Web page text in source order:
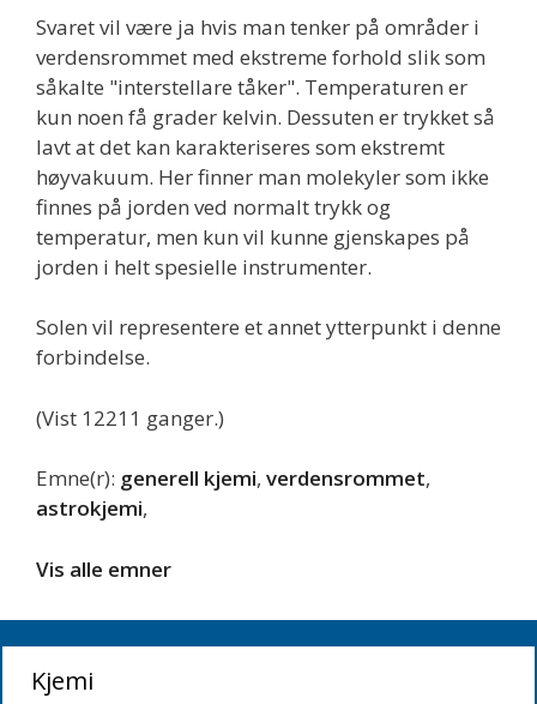
Svaret vil være ja hvis man tenker på områder i
verdensrommet med ekstreme forhold slik som
såkalte "interstellare tåker". Temperaturen er
kun noen få grader kelvin. Dessuten er trykket så
lavt at det kan karakteriseres som ekstremt
høyvakuum. Her finner man molekyler som ikke
finnes på jorden ved normalt trykk og
temperatur, men kun vil kunne gjenskapes på
jorden i helt spesielle instrumenter.
Solen vil representere et annet ytterpunkt i denne
forbindelse.
(Vist 12211 ganger.)
Emne(r): generell kjemi, verdensrommet,
astrokjemi,
Vis alle emner
Kjemi